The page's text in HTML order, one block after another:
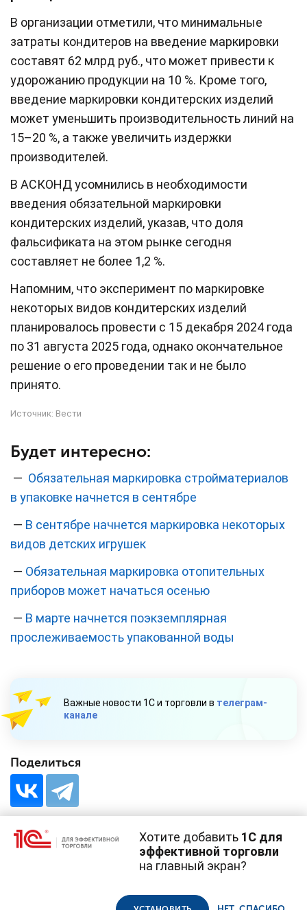
В организации отметили, что минимальные
затраты кондитеров на введение маркировки
составят 62 млрд руб., что может привести к
удорожанию продукции на 10 %. Кроме того,
введение маркировки кондитерских изделий
может уменьшить производительность линий на
15–20 %, а также увеличить издержки
производителей.
В АСКОНД усомнились в необходимости
введения обязательной маркировки
кондитерских изделий, указав, что доля
фальсификата на этом рынке сегодня
составляет не более 1,2 %.
Напомним, что эксперимент по маркировке
некоторых видов кондитерских изделий
планировалось провести с 15 декабря 2024 года
по 31 августа 2025 года, однако окончательное
решение о его проведении так и не было
принято.
Источник: Вести
Будет интересно:
— Обязательная маркировка стройматериалов
в упаковке начнется в сентябре
— В сентябре начнется маркировка некоторых
видов детских игрушек
— Обязательная маркировка отопительных
приборов может начаться осенью
— В марте начнется поэкземплярная
прослеживаемость упакованной воды
Важные новости 1С и торговли в телеграм-
канале
Поделиться
© 1С, 2026. Все права защищены
cookie-файлы (файлы с данными о прошлых
использование файлов cookie в соответствии с политикой
Хотите добавить 1С для
эффективной торговли
на главный экран?